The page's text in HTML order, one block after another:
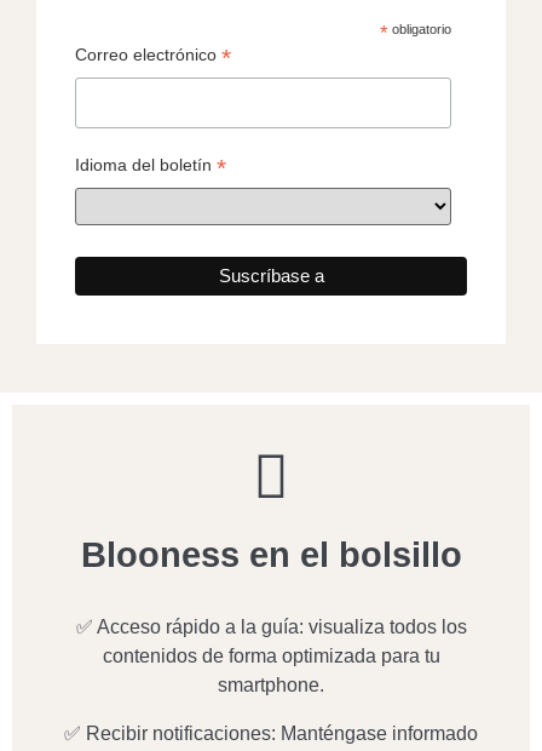
* obligatorio
Correo electrónico *
Idioma del boletín *
Blooness en el bolsillo
✅ Acceso rápido a la guía: visualiza todos los
contenidos de forma optimizada para tu
smartphone.
✅ Recibir notificaciones: Manténgase informado